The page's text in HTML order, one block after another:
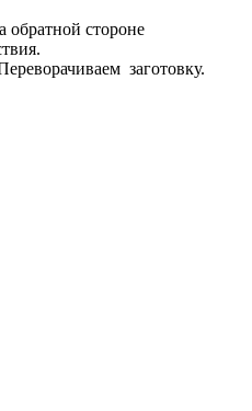
обратной стороне
заготовку.